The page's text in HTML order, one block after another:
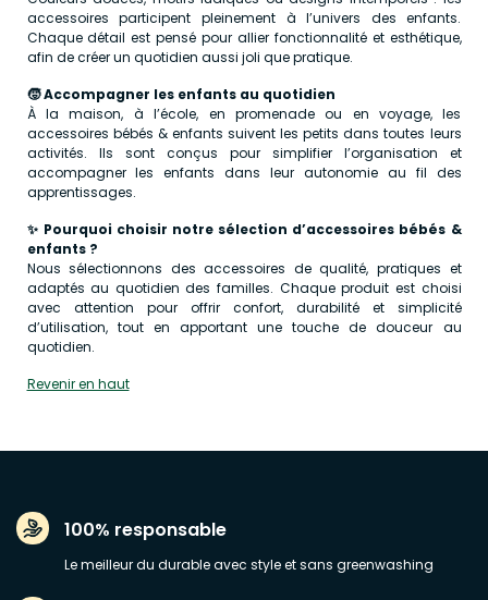
accessoires participent pleinement à l’univers des enfants.
Chaque détail est pensé pour allier fonctionnalité et esthétique,
afin de créer un quotidien aussi joli que pratique.
🧒 Accompagner les enfants au quotidien
À la maison, à l’école, en promenade ou en voyage, les
accessoires bébés & enfants suivent les petits dans toutes leurs
activités. Ils sont conçus pour simplifier l’organisation et
accompagner les enfants dans leur autonomie au fil des
apprentissages.
✨ Pourquoi choisir notre sélection d’accessoires bébés &
enfants ?
Nous sélectionnons des accessoires de qualité, pratiques et
adaptés au quotidien des familles. Chaque produit est choisi
avec attention pour offrir confort, durabilité et simplicité
d’utilisation, tout en apportant une touche de douceur au
quotidien.
Revenir en haut
100% responsable
Le meilleur du durable avec style et sans greenwashing